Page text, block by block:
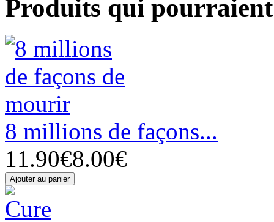
Produits qui
8 millions de façons...
11.90€8.00€